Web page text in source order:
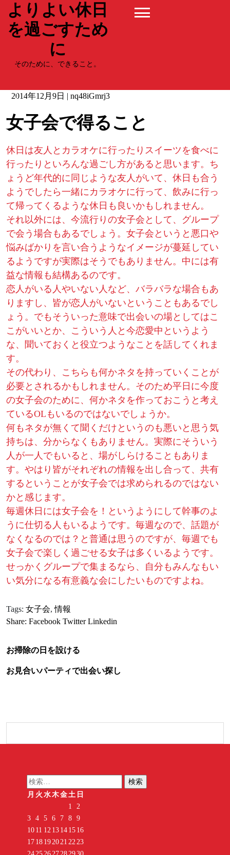
content
よりよい休日
を過ごすため
に
そのために、できること。
2014年12月9日 | nq48iGmrj3
女子会で得ること
休日は友人とカラオケに行ったりスイーツを食べに
行ったりといろんな過ごし方があると思います。ち
ょうど年代的に同じような友人がいて、休日も合う
ようでしたら一緒にカラオケに行って、飲みに行っ
て帰ってくるような休日も良いかもしれません。
それ以外には、今流行りの女子会として、グループ
で会う場合もあるでしょう。女子会というと悪口や
悩みばかりを言い合うようなイメージが蔓延してい
るようですが実際はそうでもありません。中には有
益な情報も結構あるのです。
恋人がいる人やいない人など、バラバラな場合もあ
りますし、皆が恋人がいないということもあるでし
ょう。でもそういった意味で出会いの場としてはこ
こがいいとか、こういう人と今恋愛中というよう
な、聞いておくと役立つようなことを話してくれま
す。
その代わり、こちらも何かネタを持っていくことが
必要とされるかもしれません。そのため平日に今度
の女子会のために、何かネタを作っておこうと考え
ているOLもいるのではないでしょうか。
何もネタが無くて聞くだけというのも悪いと思う気
持ちは、分からなくもありません。実際にそういう
人が一人でもいると、場がしらけることもありま
す。やはり皆がそれぞれの情報を出し合って、共有
するということが女子会では求められるのではない
かと感じます。
毎週休日には女子会を！というようにして幹事のよ
うに仕切る人もいるようです。毎週なので、話題が
なくなるのでは？と普通は思うのですが、毎週でも
女子会で楽しく過ごせる女子は多くいるようです。
せっかくグループで集まるなら、自分もみんなもい
い気分になる有意義な会にしたいものですよね。
Tags: 女子会,情報
Share: Facebook Twitter Linkedin
お掃除の日を設ける
お見合いパーティで出会い探し
検
索:
月 火 水木金土 日
1
2
3 4 5 6 7 8 9
10 11 12 13 14 15 16
17 18 192021 2223